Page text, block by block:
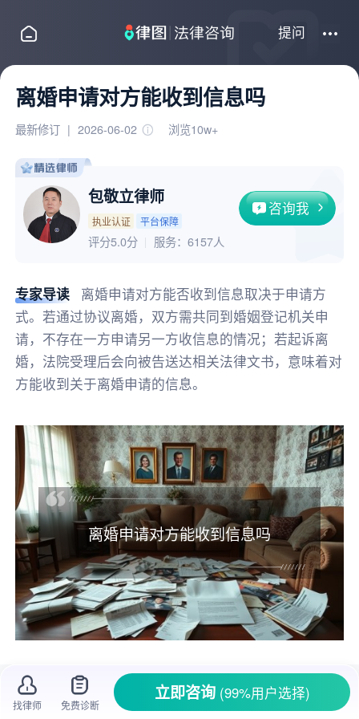
提问
离婚申请对方能收到信息吗
最新修订 | 2026-06-02 浏览10w+
包敬立律师
执业认证 平台保障
咨询我
评分5.0分 服务： 6157人
专家导读
离婚申请对方能否收到信息取决于申请方
式。若通过协议离婚，双方需共同到婚姻登记机关申
请，不存在一方申请另一方收信息的情况；若起诉离
婚，法院受理后会向被告送达相关法律文书，意味着对
方能收到关于离婚申请的信息。
离婚申请对方能收到信息吗
夫妻感情走到尽头，打算离婚时，很多人会
关心
申请离婚
后对方能不能收到信息。毕竟离婚
找律师 免费诊断
立即咨询 (99%用户选择)